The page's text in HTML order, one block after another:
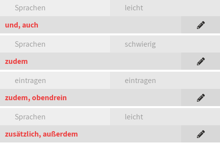
Sprachen
leicht
und, auch
Sprachen
schwierig
zudem
eintragen
eintragen
zudem, obendrein
Sprachen
leicht
zusätzlich, außerdem